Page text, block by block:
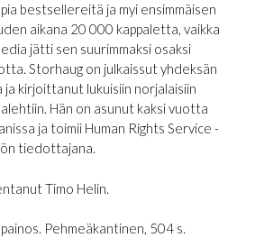
bestsellereitä ja myi ensimmäisen
aikana 20 000 kappaletta, vaikka
jätti sen suurimmaksi osaksi
Storhaug on julkaissut yhdeksän
kirjoittanut lukuisiin norjalaisiin
Hän on asunut kaksi vuotta
ja toimii Human Rights Service -
tiedottajana.
Timo Helin.
Pehmeäkantinen, 504 s.